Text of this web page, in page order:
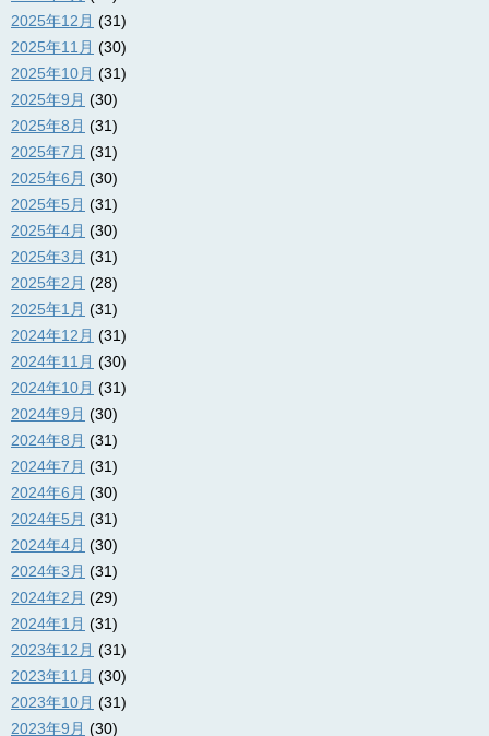
2025年12月 (31)
2025年11月 (30)
2025年10月 (31)
2025年9月 (30)
2025年8月 (31)
2025年7月 (31)
2025年6月 (30)
2025年5月 (31)
2025年4月 (30)
2025年3月 (31)
2025年2月 (28)
2025年1月 (31)
2024年12月 (31)
2024年11月 (30)
2024年10月 (31)
2024年9月 (30)
2024年8月 (31)
2024年7月 (31)
2024年6月 (30)
2024年5月 (31)
2024年4月 (30)
2024年3月 (31)
2024年2月 (29)
2024年1月 (31)
2023年12月 (31)
2023年11月 (30)
2023年10月 (31)
2023年9月 (30)